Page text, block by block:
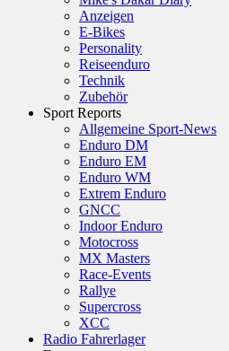
Anzeigen
E-Bikes
Personality
Reiseenduro
Technik
Zubehör
Sport Reports
Allgemeine Sport-News
Enduro DM
Enduro EM
Enduro WM
Extrem Enduro
GNCC
Indoor Enduro
Motocross
MX Masters
Race-Events
Rallye
Supercross
XCC
Radio Fahrerlager